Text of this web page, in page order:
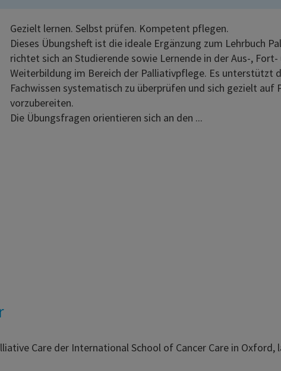
Gezielt lernen. Selbst prüfen. Kompetent pflegen.
Dieses Übungsheft ist die ideale Ergänzung zum Lehrbuch
richtet sich an Studierende sowie Lernende in der Aus-, Fort-
Weiterbildung im Bereich der Palliativpflege. Es unterstützt
Fachwissen systematisch zu überprüfen und sich gezielt auf
vorzubereiten.
Die Übungsfragen orientieren sich an den ...
Care der International School of Cancer Care in